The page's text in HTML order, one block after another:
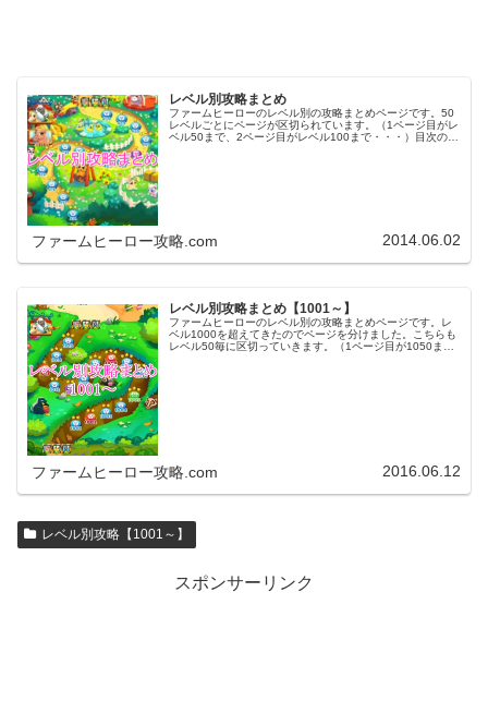
レベル別攻略まとめ
ファームヒーローのレベル別の攻略まとめページです。50
レベルごとにページが区切られています。（1ページ目がレ
ベル50まで、2ページ目がレベル100まで・・・）目次のリ
ファームヒーロー攻略.com 2014.06.02
レベル別攻略まとめ【1001～】
ファームヒーローのレベル別の攻略まとめページです。レ
ベル1000を超えてきたのでページを分けました。こちらも
レベル50毎に区切っていきます。（1ページ目が1050ま
ファームヒーロー攻略.com 2016.06.12
レベル別攻略【1001～】
スポンサーリンク